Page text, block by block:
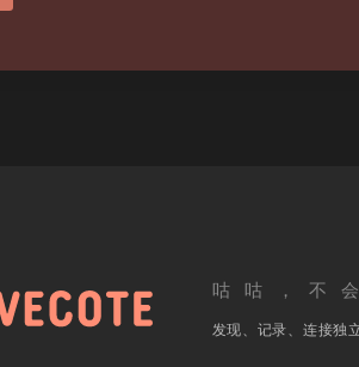
咕咕，不
发现、记录、连接独